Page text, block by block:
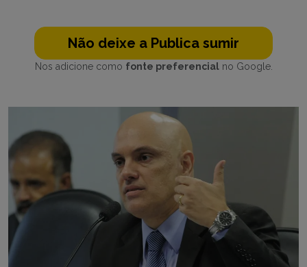
Não deixe a Publica sumir
Nos adicione como fonte preferencialno Google.